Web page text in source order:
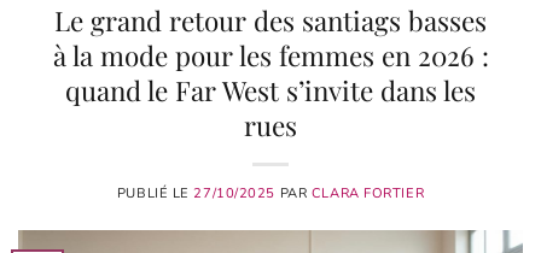
Le grand retour des santiags basses
à la mode pour les femmes en 2026 :
quand le Far West s’invite dans les
rues
PUBLIÉ LE27/10/2025 PAR CLARA FORTIER